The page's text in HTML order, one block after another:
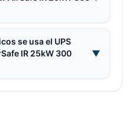
se usa el UPS
IR 25kW 300
▼